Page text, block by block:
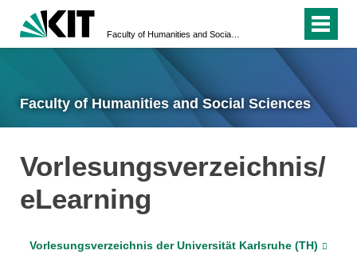
Faculty of Humanities and Social Sciences
Vorlesungsverzeichnis/
eLearning
Vorlesungsverzeichnis der Universität Karlsruhe (TH)